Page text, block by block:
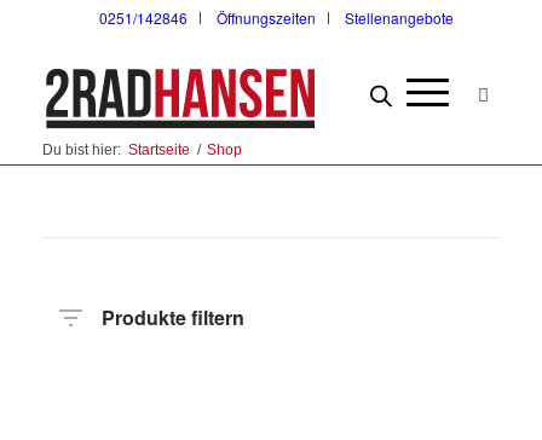
0251/142846 Öffnungszeiten Stellenangebote
Du bist hier: Startseite / Shop
Produkte filtern